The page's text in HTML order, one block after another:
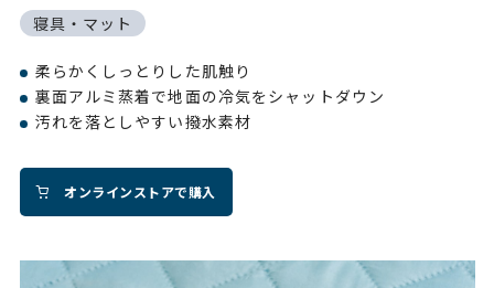
寝具・マット
柔らかくしっとりした肌触り
裏面アルミ蒸着で地面の冷気をシャットダウン
汚れを落としやすい撥水素材
オンラインストアで購入